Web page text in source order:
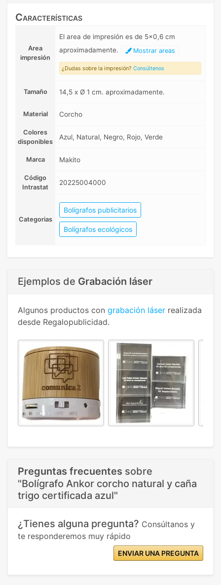
Características
Area
impresión
El area de impresión es de 5x0,6 cm
aproximadamente.
Mostrar areas
¿Dudas sobre la impresión? Consúltenos
Tamaño 14,5 x Ø 1 cm. aproximadamente.
Material Corcho
Colores
disponibles
Azul, Natural, Negro, Rojo, Verde
Marca Makito
Código
Intrastat
20225004000
Categorias
Bolígrafos publicitarios
Bolígrafos ecológicos
Ejemplos de Grabación láser
Algunos productos con grabación láser realizada
desde Regalopublicidad.
Preguntas frecuentes sobre
"Bolígrafo Ankor corcho natural y caña
trigo certificada azul"
¿Tienes alguna pregunta? Consúltanos y
te responderemos muy rápido
ENVIAR UNA PREGUNTA